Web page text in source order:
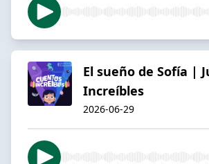
El sueño de Sofía |
Increíbles
2026-06-29